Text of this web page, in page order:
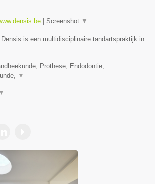
Screenshot ▼
is een multidisciplinaire tandartspraktijk in
Prothese, Endodontie,
▼
▼